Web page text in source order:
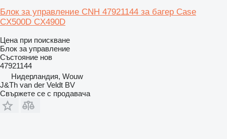
Блок за управление CNH 47921144 за багер Case
CX500D CX490D
Цена при поискване
Блок за управление
Състояние нов
47921144
Нидерландия, Wouw
J&Th van der Veldt BV
Свържете се с продавача